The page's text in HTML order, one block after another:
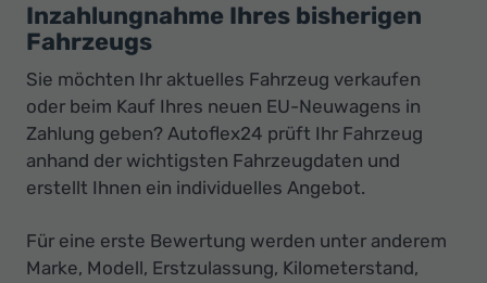
Inzahlungnahme Ihres bisherigen
Fahrzeugs
Sie möchten Ihr aktuelles Fahrzeug verkaufen
oder beim Kauf Ihres neuen EU-Neuwagens in
Zahlung geben? Autoflex24 prüft Ihr Fahrzeug
anhand der wichtigsten Fahrzeugdaten und
erstellt Ihnen ein individuelles Angebot.
Für eine erste Bewertung werden unter anderem
Marke, Modell, Erstzulassung, Kilometerstand,